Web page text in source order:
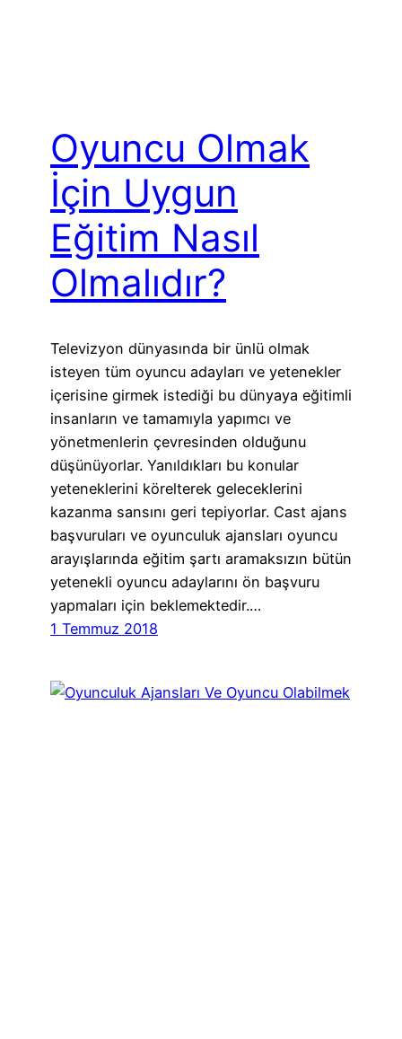
Oyuncu Olmak
İçin Uygun
Eğitim Nasıl
Olmalıdır?
Televizyon dünyasında bir ünlü olmak
isteyen tüm oyuncu adayları ve yetenekler
içerisine girmek istediği bu dünyaya eğitimli
insanların ve tamamıyla yapımcı ve
yönetmenlerin çevresinden olduğunu
düşünüyorlar. Yanıldıkları bu konular
yeteneklerini körelterek geleceklerini
kazanma sansını geri tepiyorlar. Cast ajans
başvuruları ve oyunculuk ajansları oyuncu
arayışlarında eğitim şartı aramaksızın bütün
yetenekli oyuncu adaylarını ön başvuru
yapmaları için beklemektedir.…
1 Temmuz 2018